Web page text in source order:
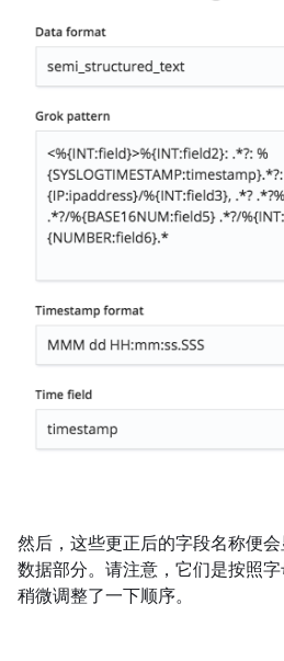
然后，这些更正后的字段名称便
数据部分。请注意，它们是按照
稍微调整了一下顺序。